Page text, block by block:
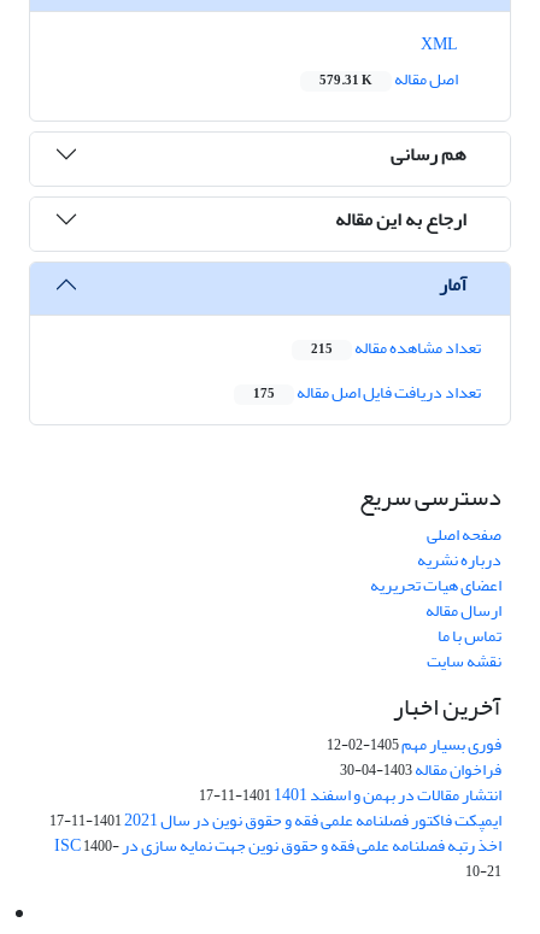
اصل مقاله
579.31 K
هم رسانی
ارجاع به این مقاله
آمار
تعداد مشاهده مقاله 215
تعداد دریافت فایل اصل مقاله 175
دسترسی سریع
صفحه اصلی
درباره نشریه
اعضای هیات تحریریه
ارسال مقاله
تماس با ما
نقشه سایت
آخرین اخبار
فوری بسیار مهم1405-02-12
فراخوان مقاله1403-04-30
انتشار مقالات در بهمن و اسفند 1401 1401-11-17
ایمپکت فاکتور فصلنامه علمی فقه و حقوق نوین در سال 2021 1401-11-17
اخذ رتبه فصلنامه علمی فقه و حقوق نوین جهت نمایه سازی در ISC1400-
10-21